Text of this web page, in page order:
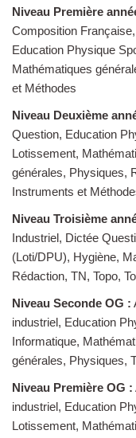
Niveau Première
Composition
Education Physique
Mathématiques
et Méthodes
Niveau Deuxième
Question, Education
Lotissement,
générales, Physiques,
Instruments et
Niveau Troisième
Industriel, Dictée
(Loti/DPU), Hygiène,
Rédaction, TN, Topo,
Niveau Seconde OG :
industriel, Education
Informatique,
générales, Physiques,
Niveau Première OG :
industriel, Education
Lotissement,